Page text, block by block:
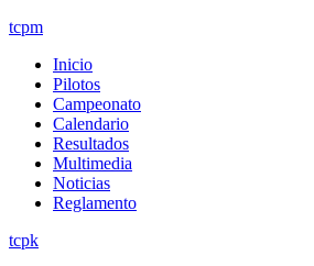
tcpm
Inicio
Pilotos
Campeonato
Calendario
Resultados
Multimedia
Noticias
Reglamento
tcpk